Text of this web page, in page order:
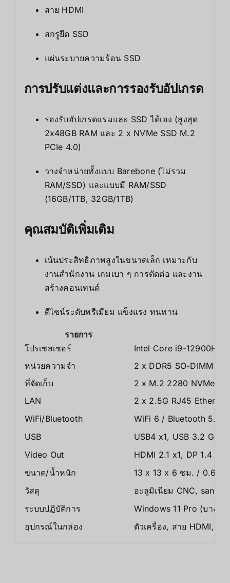
สาย HDMI
สกรูยึด SSD
แผ่นระบายความร้อน SSD
การปรับแต่งและการรองรับอัปเกรด
รองรับอัปเกรดแรมและ SSD ได้เอง (สูงสุด
2x48GB RAM และ 2 x NVMe SSD M.2
PCIe 4.0)
วางจำหน่ายทั้งแบบ Barebone (ไม่รวม
RAM/SSD) และแบบมี RAM/SSD
(16GB/1TB, 32GB/1TB)
คุณสมบัติเพิ่มเติม
เน้นประสิทธิภาพสูงในขนาดเล็ก เหมาะกับ
งานสำนักงาน เกมเบา ๆ การตัดต่อ และงาน
สร้างคอนเทนต์
ดีไซน์ระดับพรีเมียม แข็งแรง ทนทาน
รายการ
โปรเซสเซอร์
Intel Core i9-12900HK,
หน่วยความจำ
2 x DDR5 SO-DIMM
ที่จัดเก็บ
2 x M.2 2280 NVMe
LAN
2 x 2.5G RJ45 Ethernet
WiFi/Bluetooth
WiFi 6 / Bluetooth 5.2
USB
USB4 x1, USB 3.2
Video Out
HDMI 2.1 x1, DP 1.4
ขนาด/น้ำหนัก
13 x 13 x 6 ซม. /
วัสดุ
อะลูมิเนียม CNC,
ระบบปฏิบัติการ
Windows 11 Pro (บางรุ่น
อุปกรณ์ในกล่อง
ตัวเครื่อง, สาย HDMI, อ